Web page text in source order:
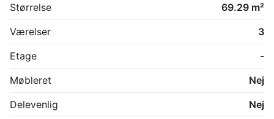
Størrelse
69.29 m²
Værelser
3
Etage
-
Møbleret
Nej
Delevenlig
Nej